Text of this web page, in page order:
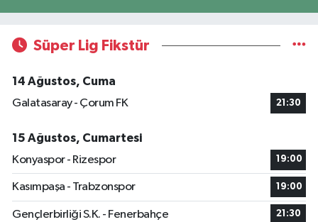
Süper Lig Fikstür
14 Ağustos, Cuma
Galatasaray - Çorum FK
21:30
15 Ağustos, Cumartesi
Konyaspor - Rizespor
19:00
Kasımpaşa - Trabzonspor 19:00
Gençlerbirliği S.K. - Fenerbahçe 21:30